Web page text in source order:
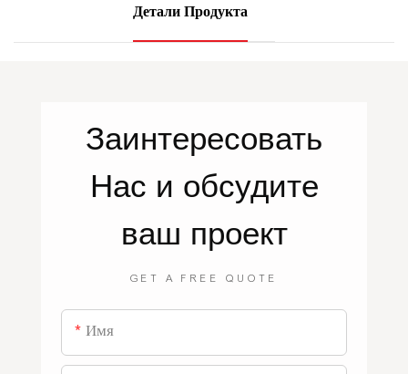
Детали Продукта
Заинтересовать
Нас и обсудите
ваш проект
GET A FREE QUOTE
Имя